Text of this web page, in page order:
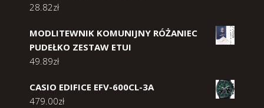
28.82zł
MODLITEWNIK KOMUNIJNY RÓŻANIEC
PUDEŁKO ZESTAW ETUI
49.89zł
CASIO EDIFICE EFV-600CL-3A
479.00zł